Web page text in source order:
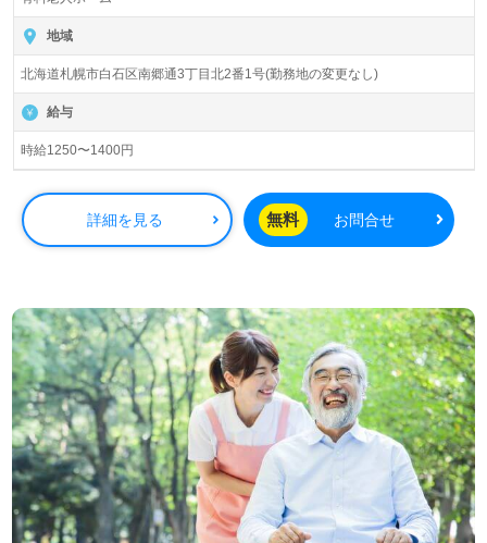
地域
北海道札幌市白石区南郷通3丁目北2番1号(勤務地の変更なし)
給与
時給1250〜1400円
詳細を見る 無料 お問合せ